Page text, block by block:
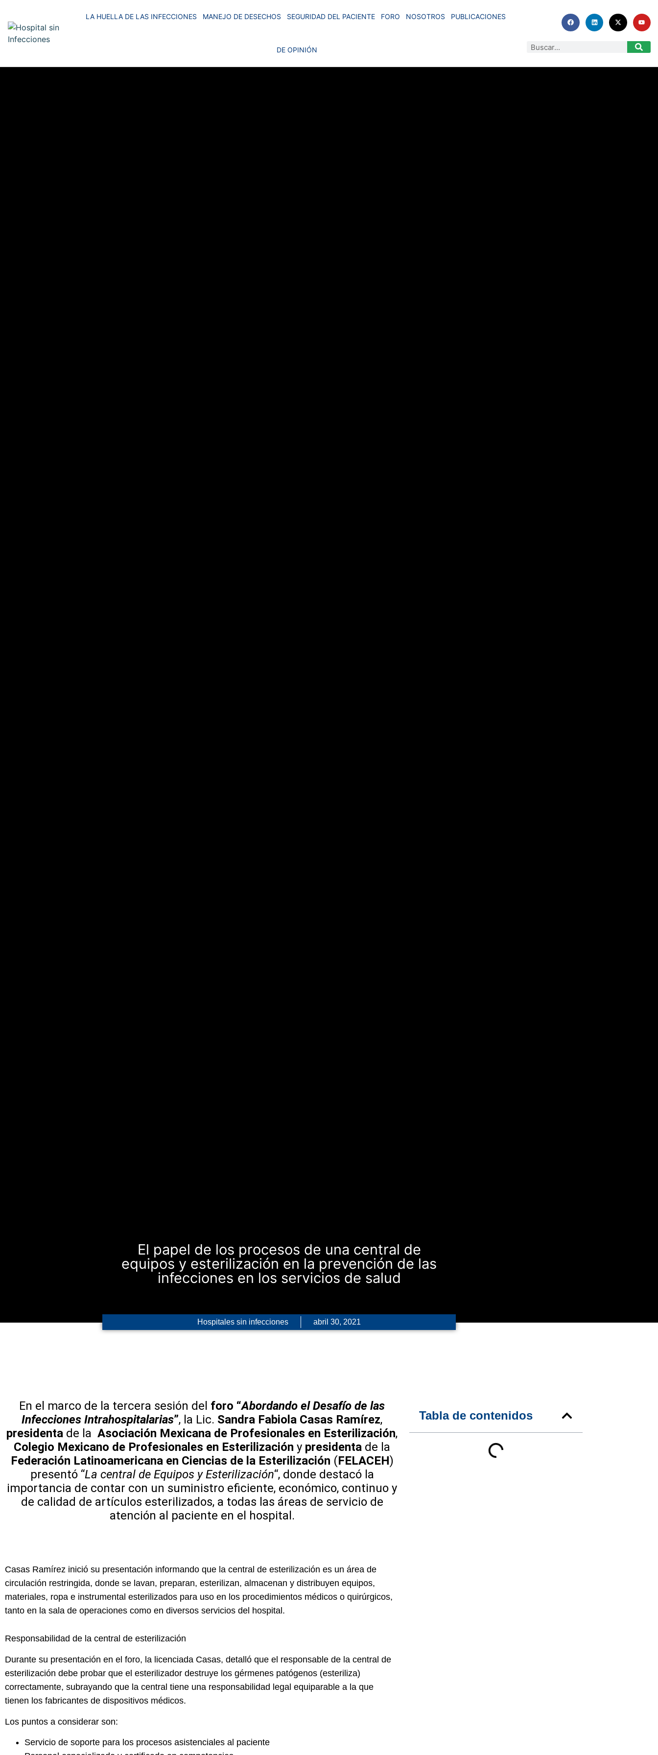
LA HUELLA DE LAS INFECCIONES MANEJO DE DESECHOS SEGURIDAD DEL PACIENTE FORO NOSOTROS PUBLICACIONES
DE OPINIÓN
El papel de los procesos de una central de
equipos y esterilización en la prevención de las
infecciones en los servicios de salud
Hospitales sin infecciones abril 30, 2021
En el marco de la tercera sesión del foro “Abordando el Desafío de las
Infecciones Intrahospitalarias”, la Lic. Sandra Fabiola Casas Ramírez,
presidenta de laAsociación Mexicana de Profesionales en Esterilización,
Colegio Mexicano de Profesionales en Esterilización y presidenta de la
Federación Latinoamericana en Ciencias de la Esterilización (FELACEH)
presentó “La central de Equipos y Esterilización“, donde destacó la
importancia de contar con un suministro eficiente, económico, continuo y
de calidad de artículos esterilizados, a todas las áreas de servicio de
atención al paciente en el hospital.
Casas Ramírez inició su presentación informando que la central de esterilización es un área de
circulación restringida, donde se lavan, preparan, esterilizan, almacenan y distribuyen equipos,
materiales, ropa e instrumental esterilizados para uso en los procedimientos médicos o quirúrgicos,
tanto en la sala de operaciones como en diversos servicios del hospital.
Responsabilidad de la central de esterilización
Durante su presentación en el foro, la licenciada Casas, detalló que el responsable de la central de
esterilización debe probar que el esterilizador destruye los gérmenes patógenos (esteriliza)
correctamente, subrayando que la central tiene una responsabilidad legal equiparable a la que
tienen los fabricantes de dispositivos médicos.
Los puntos a considerar son:
Servicio de soporte para los procesos asistenciales al paciente
Tabla de contenidos